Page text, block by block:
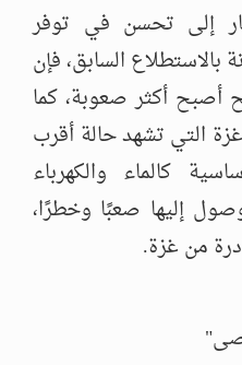
إلى تحسن في توفر
بالاستطلاع السابق، فإن
أصبح أكثر صعوبة، كما
التي تشهد حالة أقرب
كالماء والكهرباء
إليها صعبًا وخطرًا،
من غزة.